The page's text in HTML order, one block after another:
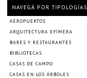
NAVEGÁ POR TIPOLOGÍAS
AEROPUERTOS
ARQUITECTURA EFÍMERA
BARES Y RESTAURANTES
BIBLIOTECAS
CASAS DE CAMPO
CASAS EN LOS ÁRBOLES